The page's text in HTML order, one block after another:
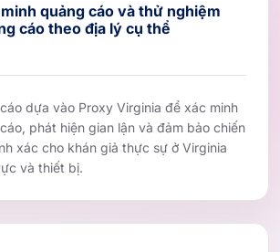
quảng cáo và thử nghiệm
cáo theo địa lý cụ thể
dựa vào Proxy Virginia để xác minh
phát hiện gian lận và đảm bảo chiến
xác cho khán giả thực sự ở Virginia
và thiết bị.